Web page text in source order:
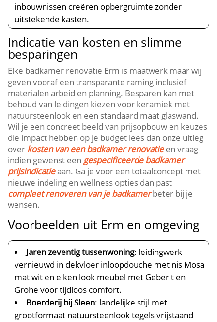
inbouwnissen creëren opbergruimte zonder
uitstekende kasten.
Indicatie van kosten en slimme
besparingen
Elke badkamer renovatie Erm is maatwerk maar wij
geven vooraf een transparante raming inclusief
materialen arbeid en planning. Besparen kan met
behoud van leidingen kiezen voor keramiek met
natuursteenlook en een standaard maat glaswand.
Wil je een concreet beeld van prijsopbouw en keuzes
die impact hebben op je budget lees dan onze uitleg
over kosten van een badkamer renovatieen vraag
indien gewenst een gespecificeerde badkamer
prijsindicatieaan. Ga je voor een totaalconcept met
nieuwe indeling en wellness opties dan past
compleet renoveren van je badkamerbeter bij je
wensen.
Voorbeelden uit Erm en omgeving
Jaren zeventig tussenwoning: leidingwerk
vernieuwd in dekvloer inloopdouche met nis Mosa
mat wit en eiken look meubel met Geberit en
Grohe voor tijdloos comfort.
Boerderij bij Sleen: landelijke stijl met
grootformaat natuursteenlook tegels vrijstaand